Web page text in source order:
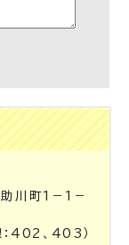
川町1－1－
402、403）